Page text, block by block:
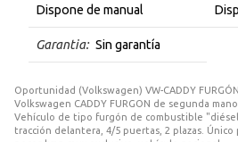
Dispone de manual
Garantia: Sin garantía
Oportunidad (Volkswagen) VW-CADDY
Volkswagen CADDY FURGON de segunda
Vehículo de tipo furgón de combustible
tracción delantera, 4/5 puertas, 2 plazas.